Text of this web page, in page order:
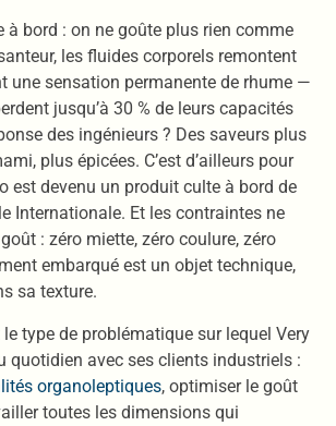
à bord : on ne goûte plus rien comme
les fluides corporels remontent
une sensation permanente de rhume —
jusqu’à 30 % de leurs capacités
des ingénieurs ? Des saveurs plus
plus épicées. C’est d’ailleurs pour
est devenu un produit culte à bord de
Internationale. Et les contraintes ne
: zéro miette, zéro coulure, zéro
embarqué est un objet technique,
sa texture.
le type de problématique sur lequel Very
quotidien avec ses clients industriels :
organoleptiques, optimiser le goût
toutes les dimensions qui